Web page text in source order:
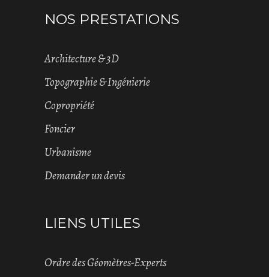
NOS PRESTATIONS
Architecture & 3D
Topographie & Ingénierie
Copropriété
Foncier
Urbanisme
Demander un devis
LIENS UTILES
Ordre des Géomètres-Experts